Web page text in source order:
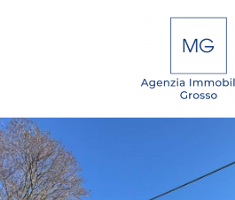
SL
HOME
Contratto
Qualsiasi